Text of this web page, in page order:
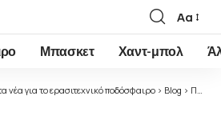
Font
Resizer
Αα
Μπασκετ Χαντ-μπολ
για το ερασιτεχνικό ποδόσφαιρο > Blog > Ποδόσφαιρο